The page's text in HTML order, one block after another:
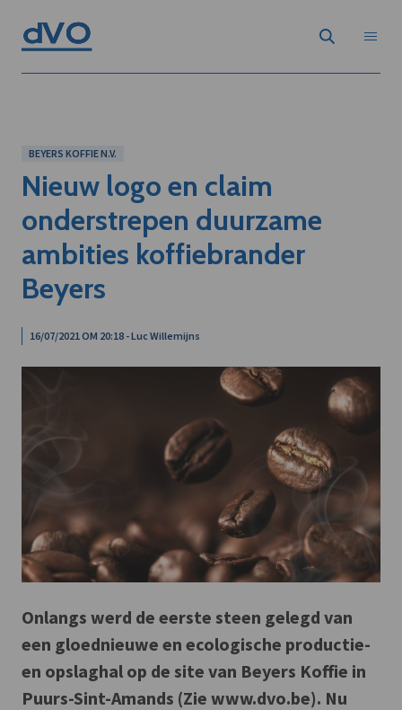
BEYERS KOFFIE N.V.
Nieuw logo en claim
onderstrepen duurzame
ambities koffiebrander
Beyers
16/07/2021 OM 20:18 - Luc Willemijns
Onlangs werd de eerste steen gelegd van
een gloednieuwe en ecologische productie-
en opslaghal op de site van Beyers Koffie in
Puurs-Sint-Amands (Zie www.dvo.be). Nu